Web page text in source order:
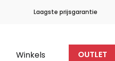
Laagste prijsgarantie
Winkels OUTLET